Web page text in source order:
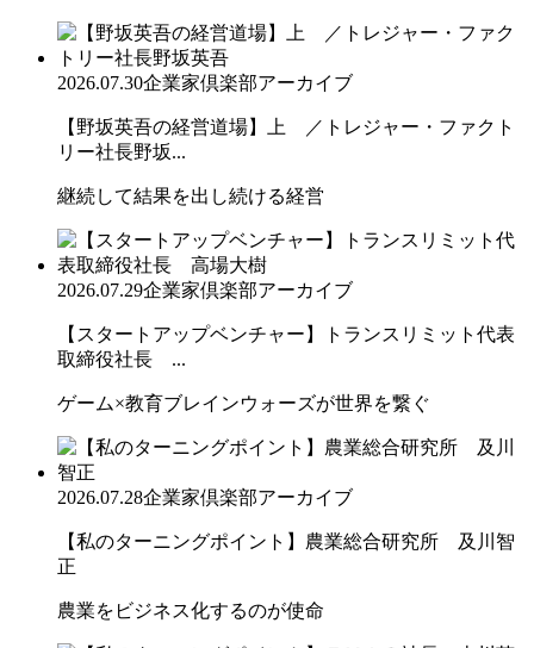
2026.07.30企業家倶楽部アーカイブ
【野坂英吾の経営道場】上 ／トレジャー・ファクト
リー社長野坂...
継続して結果を出し続ける経営
2026.07.29企業家倶楽部アーカイブ
【スタートアップベンチャー】トランスリミット代表
取締役社長 ...
ゲーム×教育ブレインウォーズが世界を繋ぐ
2026.07.28企業家倶楽部アーカイブ
【私のターニングポイント】農業総合研究所 及川智
正
農業をビジネス化するのが使命